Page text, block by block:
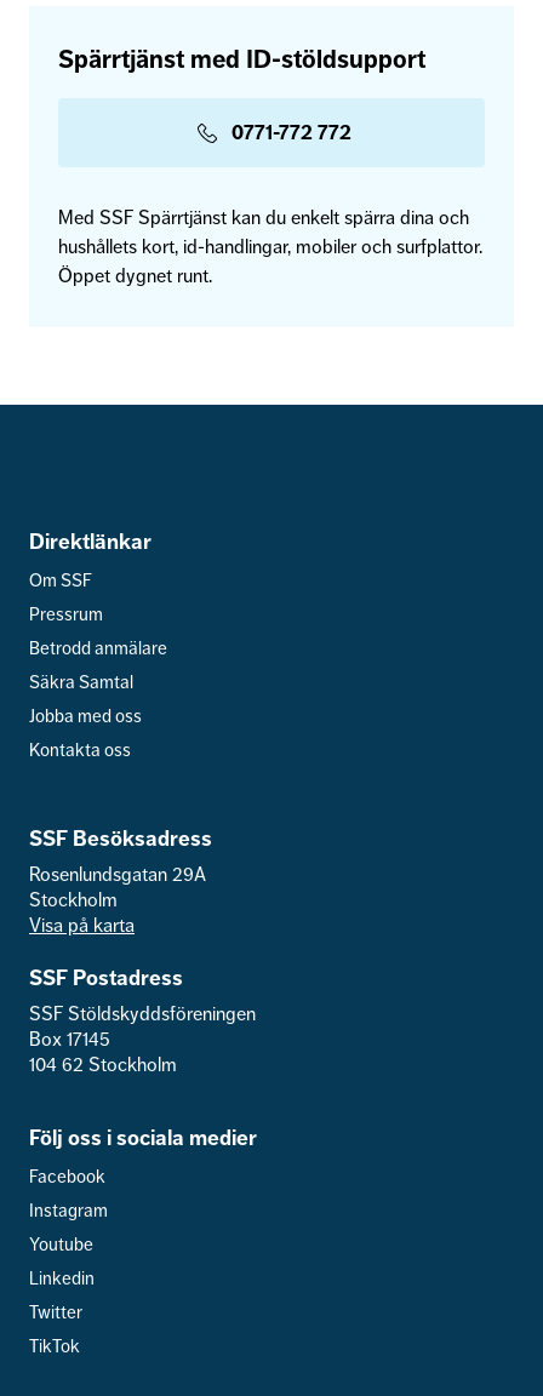
Spärrtjänst med ID-stöldsupport
0771-772 772
Med SSF Spärrtjänst kan du enkelt spärra dina och
hushållets kort, id-handlingar, mobiler och surfplattor.
Öppet dygnet runt.
Direktlänkar
Om SSF
Pressrum
Betrodd anmälare
Säkra Samtal
Jobba med oss
Kontakta oss
SSF Besöksadress
Rosenlundsgatan 29A
Stockholm
Visa på karta
SSF Postadress
SSF Stöldskyddsföreningen
Box 17145
104 62 Stockholm
Följ oss i sociala medier
Facebook
Instagram
Youtube
Linkedin
Twitter
TikTok